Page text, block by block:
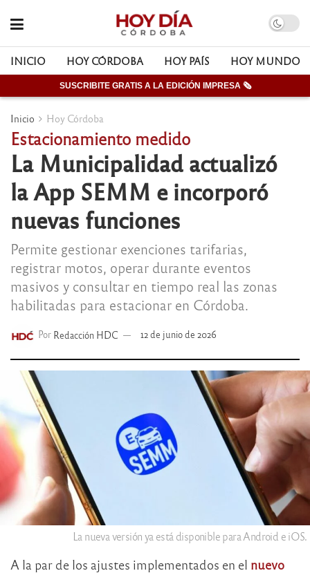
INICIO HOY CÓRDOBA HOY PAÍS HOY MUNDO
SUSCRIBITE GRATIS A LA EDICIÓN IMPRESA 🗞
Inicio Hoy Córdoba
Estacionamiento medido
La Municipalidad actualizó
la App SEMM e incorporó
nuevas funciones
Permite gestionar exenciones tarifarias,
registrar motos, operar durante eventos
masivos y consultar en tiempo real las zonas
habilitadas para estacionar en Córdoba.
Por Redacción HDC 12 de junio de 2026
La nueva versión ya está disponible para Android e iOS.
A la par de los ajustes implementados en el nuevo